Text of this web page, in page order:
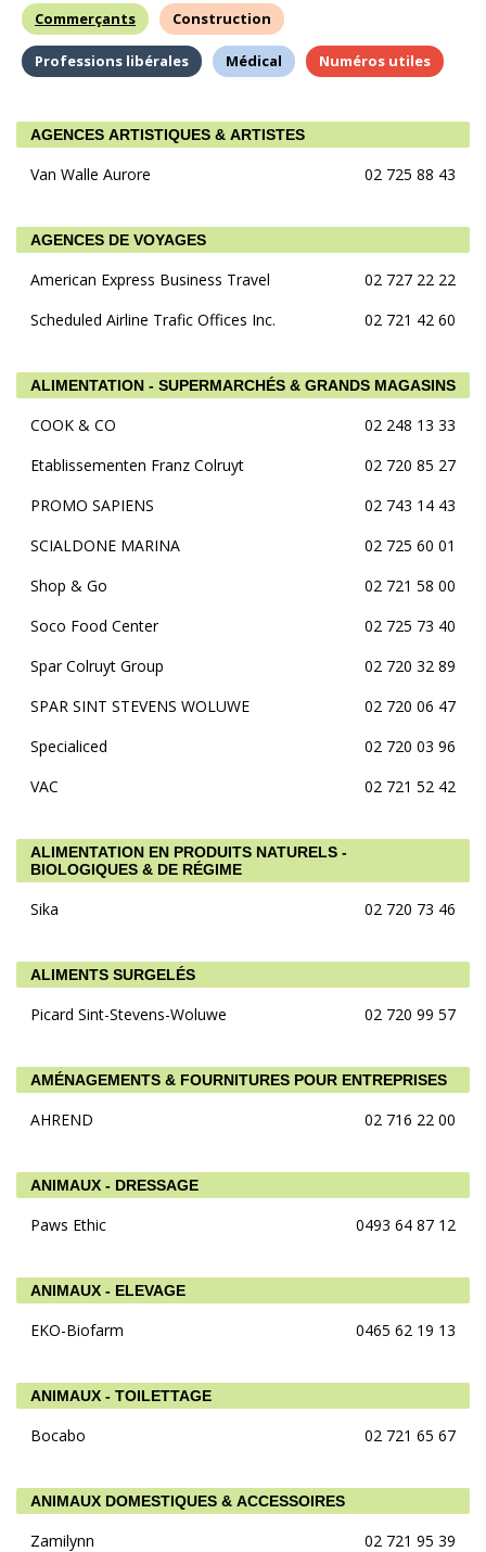
Commerçants Construction
Professions libérales Médical Numéros utiles
AGENCES ARTISTIQUES & ARTISTES
Van Walle Aurore 02 725 88 43
AGENCES DE VOYAGES
American Express Business Travel
02 727 22 22
Scheduled Airline Trafic Offices Inc.
02 721 42 60
ALIMENTATION - SUPERMARCHÉS & GRANDS MAGASINS
COOK & CO
02 248 13 33
Etablissementen Franz Colruyt
02 720 85 27
PROMO SAPIENS
02 743 14 43
SCIALDONE MARINA
02 725 60 01
Shop & Go
02 721 58 00
Soco Food Center
02 725 73 40
Spar Colruyt Group
02 720 32 89
SPAR SINT STEVENS WOLUWE
02 720 06 47
Specialiced
02 720 03 96
VAC
02 721 52 42
ALIMENTATION EN PRODUITS NATURELS -
BIOLOGIQUES & DE RÉGIME
Sika 02 720 73 46
ALIMENTS SURGELÉS
Picard Sint-Stevens-Woluwe 02 720 99 57
AMÉNAGEMENTS & FOURNITURES POUR ENTREPRISES
AHREND 02 716 22 00
ANIMAUX - DRESSAGE
Paws Ethic 0493 64 87 12
ANIMAUX - ELEVAGE
EKO-Biofarm 0465 62 19 13
ANIMAUX - TOILETTAGE
Bocabo 02 721 65 67
ANIMAUX DOMESTIQUES & ACCESSOIRES
Zamilynn 02 721 95 39